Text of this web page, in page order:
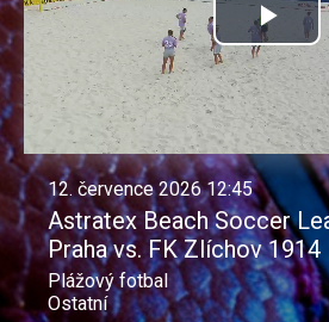
12. července 2026 12:45
Astratex Beach Soccer
Praha vs. FK Zlíchov 1914
Plážový fotbal
Ostatní